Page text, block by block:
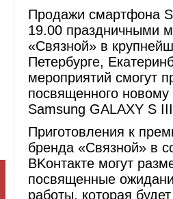
Продажи смартфона
19.00 праздничными
«Связной» в
Петербурге,
мероприятий смогут
посвященного
Samsung GALAXY S
Приготовления к
бренда «Связной» в
ВKонтакте могут
посвященные
работы, которая